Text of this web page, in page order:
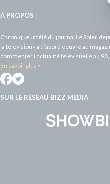
À PROPOS
Chroniqueur télé du journal Le Soleil
la télévision» a d’abord oeuvré au
commenter l’actualité télévisuelle au
En savoir plus »
SUR LE RÉSEAU BIZZ MÉDIA